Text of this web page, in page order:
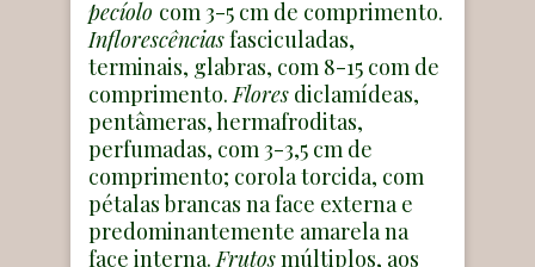
pecíolo com 3-5 cm de comprimento.
Inflorescênciasfasciculadas,
terminais, glabras, com 8-15 com de
comprimento. Flores diclamídeas,
pentâmeras, hermafroditas,
perfumadas, com 3-3,5 cm de
comprimento; corola torcida, com
pétalas brancas na face externa e
predominantemente amarela na
face interna. Frutosmúltiplos, aos